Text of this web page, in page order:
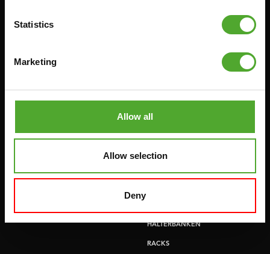
Statistics
Marketing
Allow all
Allow selection
Deny
RECUMBENT BIKES BUIK- & RUGTRAINERS
HALTERBANKEN
RACKS